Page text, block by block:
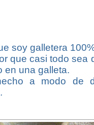
soy galletera
que casi todo
en una galleta.
a modo de